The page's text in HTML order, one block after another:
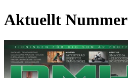
Aktuellt Nummer